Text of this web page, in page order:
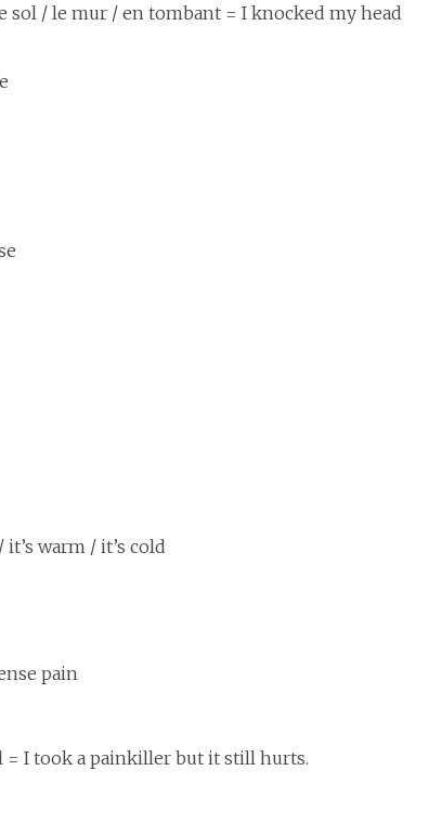
sol / le mur / en tombant = I knocked my head
it’s warm / it’s cold
pain
= I took a painkiller but it still hurts.